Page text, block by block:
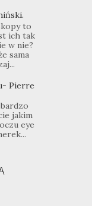
to
ich tak
w nie?
sama
Pierre
jakim
eye